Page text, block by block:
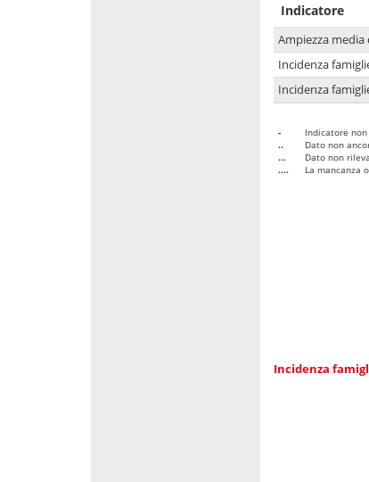
Indicatore
Ampiezza media
Incidenza
Incidenza
-
Indicatore
..
Dato non
...
Dato non
....
La mancanza
Incidenza